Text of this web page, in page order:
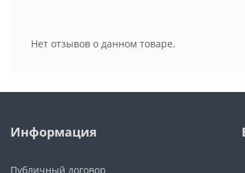
Нет отзывов о данном товаре.
Информация
Публичный договор